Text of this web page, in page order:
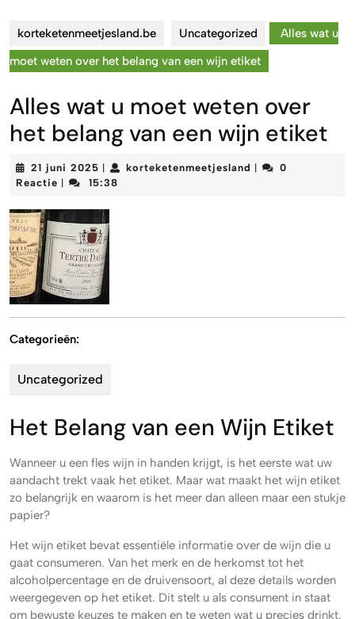
korteketenmeetjesland.be Uncategorized
Alles wat u
moet weten over het belang van een wijn etiket
Alles wat u moet weten over
het belang van een wijn etiket
21 juni 2025 21
juni
korteketenmeetjesland
0
Reactie
15:38
Categorieën:
Uncategorized
Het Belang van een Wijn Etiket
Wanneer u een fles wijn in handen krijgt, is het eerste wat uw
aandacht trekt vaak het etiket. Maar wat maakt het wijn etiket
zo belangrijk en waarom is het meer dan alleen maar een stukje
papier?
Het wijn etiket bevat essentiële informatie over de wijn die u
gaat consumeren. Van het merk en de herkomst tot het
alcoholpercentage en de druivensoort, al deze details worden
weergegeven op het etiket. Dit stelt u als consument in staat
om bewuste keuzes te maken en te weten wat u precies drinkt.